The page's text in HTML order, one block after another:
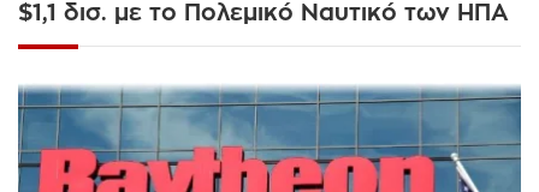
$1,1 δισ. με το Πολεμικό Ναυτικό των ΗΠΑ